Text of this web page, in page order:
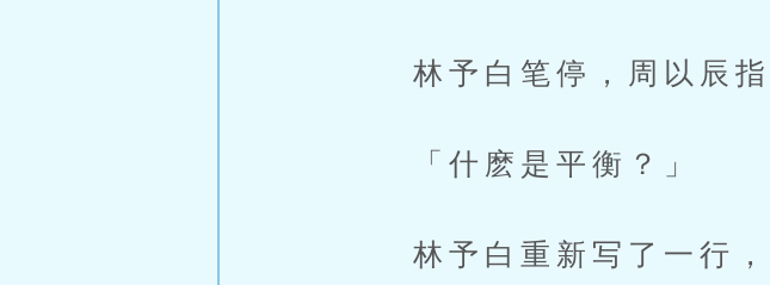
林予白笔停，周以辰指
「什麽是平衡？」
林予白重新写了一行，